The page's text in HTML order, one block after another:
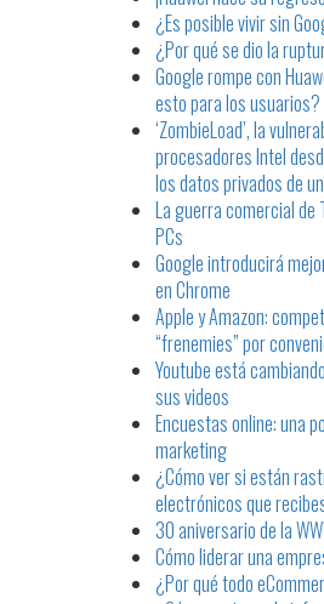
¿Es posible vivir sin
¿Por qué se dio la
Google rompe con
esto para los usuarios?
‘ZombieLoad’, la
procesadores Intel
los datos privados de
La guerra comercial de
PCs
Google introducirá
en Chrome
Apple y Amazon:
“frenemies” por
Youtube está
sus videos
Encuestas online: una
marketing
¿Cómo ver si están
electrónicos que
30 aniversario de la
Cómo liderar una
¿Por qué todo